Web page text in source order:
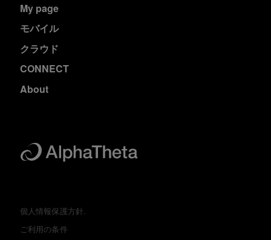
My page
モバイル
クラウド
CONNECT
About
個人情報保護方針.
ご利用の条件